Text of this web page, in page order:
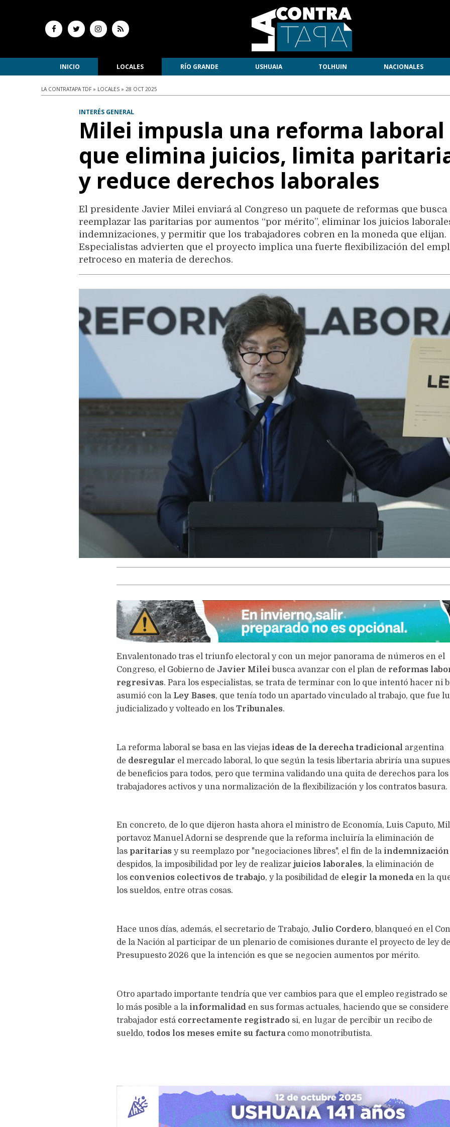
INICIO LOCALES RÍO GRANDE USHUAIA TOLHUIN NACIONALES
LA CONTRATAPA TDF » LOCALES » 28 OCT 2025
INTERÉS GENERAL
Milei impusla una reforma laboral
que elimina juicios, limita
y reduce derechos laborales
El presidente Javier Milei enviará al Congreso un paquete de reformas que busca
reemplazar las paritarias por aumentos “por mérito”, eliminar los juicios
indemnizaciones, y permitir que los trabajadores cobren en la moneda que elijan.
Especialistas advierten que el proyecto implica una fuerte flexibilización del
retroceso en materia de derechos.
Envalentonado tras el triunfo electoral y con un mejor panorama de números en el
Congreso, el Gobierno de Javier Milei busca avanzar con el plan de reformas
regresivas. Para los especialistas, se trata de terminar con lo que intentó hacer ni
asumió con la Ley Bases, que tenía todo un apartado vinculado al trabajo, que fue
judicializado y volteado en los Tribunales.
La reforma laboral se basa en las viejas ideas de la derecha tradicional
argentina
de desregular el mercado laboral, lo que según la tesis libertaria abriría una
de beneficios para todos, pero que termina validando una quita de derechos para los
trabajadores activos y una normalización de la flexibilización y los contratos basura.
En concreto, de lo que dijeron hasta ahora el ministro de Economía, Luis Caputo,
portavoz Manuel Adorni se desprende que la reforma incluiría la eliminación de
las paritarias y su reemplazo por "negociaciones libres", el fin de la indemnización
despidos, la imposibilidad por ley de realizar juicios laborales, la eliminación de
los convenios colectivos de trabajo, y la posibilidad de elegir la monedaen la
los sueldos, entre otras cosas.
Hace unos días, además, el secretario de Trabajo, Julio Cordero, blanqueó en el
de la Nación al participar de un plenario de comisiones durante el proyecto de ley de
Presupuesto 2026 que la intención es que se negocien aumentos por mérito.
Otro apartado importante tendría que ver cambios para que el empleo registrado se
lo más posible a la informalidad en sus formas actuales, haciendo que se
trabajador está correctamente registrado si, en lugar de percibir un recibo de
sueldo, todos los meses emite su factura como monotributista.